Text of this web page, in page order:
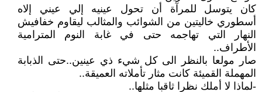
كان يتوسل للمرآة أن تحول عينيه إلي عيني إلاه
أسطوري خاليتين من الشوائب والمثالب ليقاوم خفافيش
النهار التي تهاجمه حتى في غابة النوم المترامية
الأطراف..
صار مولعا بالنظر الى كل شيء ذي عينين..حتى الذبابة
المهملة القميئة كانت مثار تأملاته العميقة..
-لماذا لا أملك نظرا ثاقبا مثلها..